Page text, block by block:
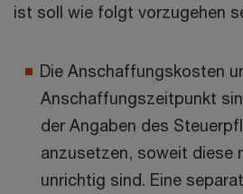
ist soll wie folgt vorzugehen
Die Anschaffungskosten
Anschaffungszeitpunkt
der Angaben des
anzusetzen, soweit diese
unrichtig sind. Eine